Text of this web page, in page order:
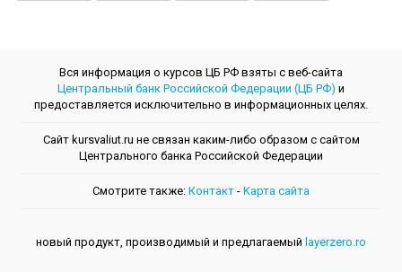
Вся информация о курсов ЦБ РФ взяты с веб-сайта
Центральный банк Российской Федерации (ЦБ РФ) и
предоставляется исключительно в информационных целях.
Сайт kursvaliut.ru не связан каким-либо образом с сайтом
Центрального банкa Российской Федерации
Смотрите также: Контакт - Kарта сайта
новый продукт, производимый и предлагаемый layerzero.ro